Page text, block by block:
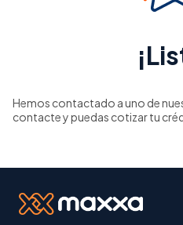
Hemos contactado a uno de
contacte y puedas cotizar tu